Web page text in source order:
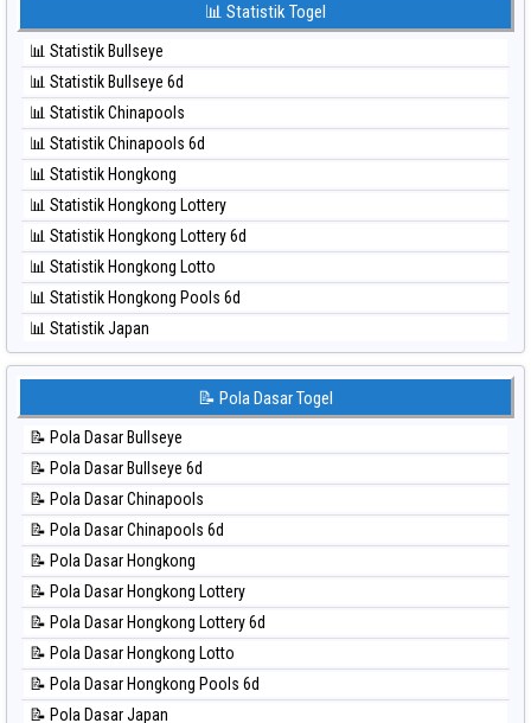
⚽ Bola Merah Taiwan
⚽ Bola Hitam Kuda Lari
⚽ Bola Hitam Magnum Cambodia
⚽ Bola Hitam Nagoya
⚽ Bola Hitam North Carolina Day
⚽ Bola Hitam Pcso
⚽ Bola Hitam Sao Paulo
⚽ Bola Hitam Singapore
⚽ Bola Hitam Sydney
⚽ Bola Hitam Sydney Lottery
⚽ Bola Hitam Sydney Lottery 6d
⚽ Bola Hitam Sydney Lotto
⚽ Bola Hitam Taiwan
📊 Statistik Togel
📊 Statistik Bullseye
📊 Statistik Bullseye 6d
📊 Statistik Chinapools
📊 Statistik Chinapools 6d
📊 Statistik Hongkong
📊 Statistik Hongkong Lottery
📊 Statistik Hongkong Lottery 6d
📊 Statistik Hongkong Lotto
📊 Statistik Hongkong Pools 6d
📊 Statistik Japan
📊 Statistik Japan 6d
📊 Statistik Kuda Lari
📊 Statistik Magnum Cambodia
📊 Statistik Nagoya
📊 Statistik New York Midday
📊 Statistik North Carolina Day
📊 Statistik Pcso
📊 Statistik Pennsylvania Day
📊 Statistik Sao Paulo
📊 Statistik Singapore
📊 Statistik Sydney
📝 Pola Dasar Togel
📝 Pola Dasar Bullseye
📝 Pola Dasar Bullseye 6d
📝 Pola Dasar Chinapools
📝 Pola Dasar Chinapools 6d
📝 Pola Dasar Hongkong
📝 Pola Dasar Hongkong Lottery
📝 Pola Dasar Hongkong Lottery 6d
📝 Pola Dasar Hongkong Lotto
📝 Pola Dasar Hongkong Pools 6d
📝 Pola Dasar Japan